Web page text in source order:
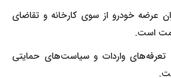
خودرو از سوی کارخانه و تقاضای
است.
واردات و سیاست‌های حمایتی